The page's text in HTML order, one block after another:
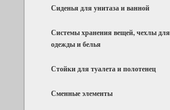
Сиденья для унитаза и ванной
Системы хранения вещей, чехлы для
одежды и белья
Стойки для туалета и полотенец
Сменные элементы